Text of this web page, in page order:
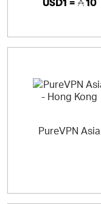
USD1 = 10
PureVPN Asia